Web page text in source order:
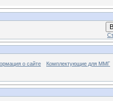
о сайте Комплектующие для ММГ